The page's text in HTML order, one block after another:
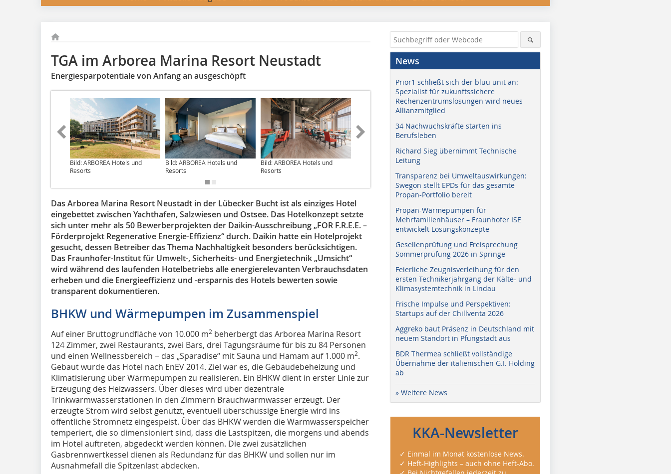
TGA im Arborea Marina Resort Neustadt
Energiesparpotentiale von Anfang an ausgeschöpft
Bild: ARBOREA Hotels und
Resorts
Bild: ARBOREA Hotels und
Resorts
Bild: ARBOREA Hotels und
Resorts
Rendering: JOI-Design
Das Arborea Marina Resort Neustadt in der Lübecker Bucht ist als einziges Hotel
eingebettet zwischen Yachthafen, Salzwiesen und Ostsee. Das Hotelkonzept setzte
sich unter mehr als 50 Bewerberprojekten der Daikin-Ausschreibung „FOR F.R.E.E. –
Förderprojekt Regenerative Energie-Effizienz“ durch. Daikin hatte ein Hotelprojekt
gesucht, dessen Betreiber das Thema Nachhaltigkeit besonders berücksichtigen.
Das Fraunhofer-Institut für Umwelt-, Sicherheits- und Energietechnik „Umsicht“
wird während des laufenden Hotelbetriebs alle energierelevanten Verbrauchsdaten
erheben und die Energieeffizienz und -ersparnis des Hotels bewerten sowie
transparent dokumentieren.
BHKW und Wärmepumpen im Zusammenspiel
Auf einer Bruttogrundfläche von 10.000 m2 beherbergt das Arborea Marina Resort
124 Zimmer, zwei Restaurants, zwei Bars, drei Tagungsräume für bis zu 84 Personen
und einen Wellnessbereich − das „Sparadise“ mit Sauna und Hamam auf 1.000 m2.
Gebaut wurde das Hotel nach EnEV 2014. Ziel war es, die Gebäudebeheizung und
Klimatisierung über Wärmepumpen zu realisieren. Ein BHKW dient in erster Linie zur
Erzeugung des Heizwassers. Über dieses wird über dezentrale
Trinkwarmwasserstationen in den Zimmern Brauchwarmwasser erzeugt. Der
erzeugte Strom wird selbst genutzt, eventuell überschüssige Energie wird ins
öffentliche Stromnetz eingespeist. Über das BHKW werden die Warmwasserspeicher
temperiert, die so dimensioniert sind, dass die Lastspitzen, die morgens und abends
im Hotel auftreten, abgedeckt werden können. Die zwei zusätzlichen
Gasbrennwertkessel dienen als Redundanz für das BHKW und sollen nur im
Ausnahmefall die Spitzenlast abdecken.
News
Prior1 schließt sich der bluu unit an:
Spezialist für zukunftssichere
Rechenzentrumslösungen wird neues
Allianzmitglied
34 Nachwuchskräfte starten ins
Berufsleben
Richard Sieg übernimmt Technische
Leitung
Transparenz bei Umweltauswirkungen:
Swegon stellt EPDs für das gesamte
Propan-Portfolio bereit
Propan-Wärmepumpen für
Mehrfamilienhäuser – Fraunhofer ISE
entwickelt Lösungskonzepte
Gesellenprüfung und Freisprechung
Sommerprüfung 2026 in Springe
Feierliche Zeugnisverleihung für den
ersten Technikerjahrgang der Kälte- und
Klimasystemtechnik in Lindau
Frische Impulse und Perspektiven:
Startups auf der Chillventa 2026
Aggreko baut Präsenz in Deutschland mit
neuem Standort in Pfungstadt aus
BDR Thermea schließt vollständige
Übernahme der italienischen G.I. Holding
ab
» Weitere News
KKA-Newsletter
✓ Einmal im Monat kostenlose News.
✓ Heft-Highlights – auch ohne Heft-Abo.